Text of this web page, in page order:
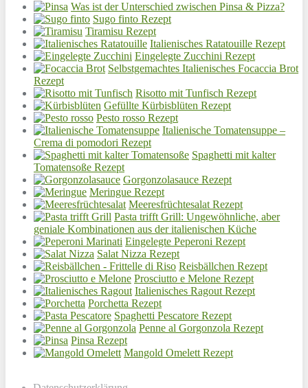
Was ist der Unterschied zwischen Pinsa & Pizza?
Sugo finto Rezept
Tiramisu Rezept
Italienisches Ratatouille Rezept
Eingelegte Zucchini Rezept
Selbstgemachtes Italienisches Focaccia Brot
Rezept
Risotto mit Tunfisch Rezept
Gefüllte Kürbisblüten Rezept
Pesto rosso Rezept
Italienische Tomatensuppe –
Crema di pomodori Rezept
Spaghetti mit kalter
Tomatensoße Rezept
Gorgonzolasauce Rezept
Meringue Rezept
Meeresfrüchtesalat Rezept
Pasta trifft Grill: Ungewöhnliche, aber
geniale Kombinationen aus der italienischen Küche
Eingelegte Peperoni Rezept
Salat Nizza Rezept
Reisbällchen Rezept
Prosciutto e Melone Rezept
Italienisches Ragout Rezept
Porchetta Rezept
Spaghetti Pescatore Rezept
Penne al Gorgonzola Rezept
Pinsa Rezept
Mangold Omelett Rezept